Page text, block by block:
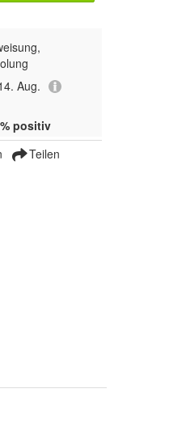
Aug.
positiv
Teilen